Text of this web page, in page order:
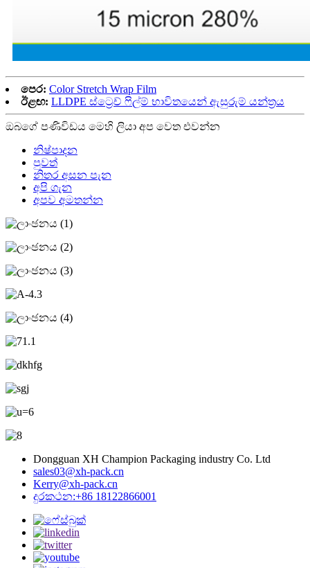
පෙර: Color Stretch Wrap Film
ඊළඟ: LLDPE ස්ට්‍රෙච් ෆිල්ම් භාවිතයෙන් ඇසුරුම් යන්ත්‍රය
ඔබගේ පණිවිඩය මෙහි ලියා අප වෙත එවන්න
නිෂ්පාදන
පුවත්
නිතර අසන පැන
අපි ගැන
අපව අමතන්න
Dongguan XH Champion Packaging industry Co. Ltd
sales03@xh-pack.cn
Kerry@xh-pack.cn
දුරකථන:+86 18122866001